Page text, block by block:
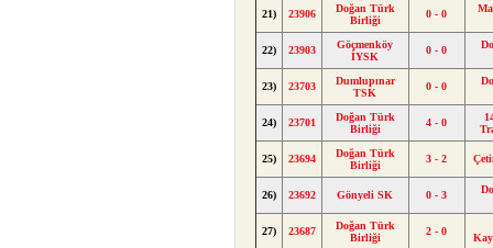
21) 23906
Doğan Türk
Birliği
0 - 0
22) 23903
Göçmenköy
İYSK
0 - 0
23) 23703
Dumlupınar
TSK
0 - 0
24) 23701
Doğan Türk
Birliği
4 - 0
25) 23694
Doğan Türk
Birliği
3 - 2
26) 23692 Gönyeli SK 0 - 3
27) 23687
Doğan Türk
Birliği
2 - 0